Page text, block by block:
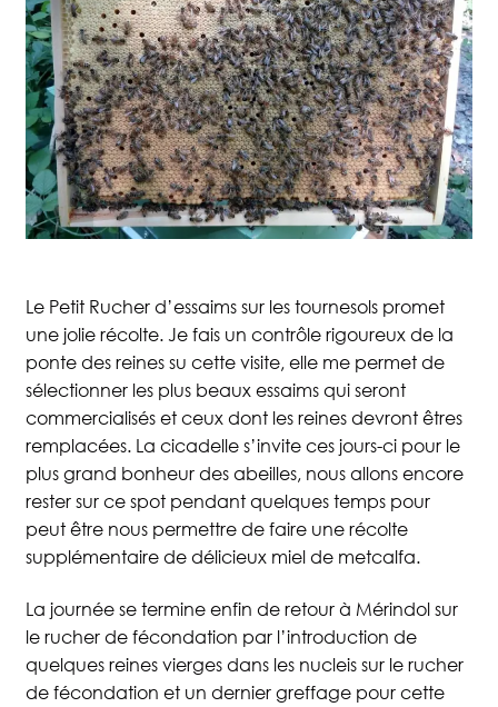
Accueil Boutique
Blog La Miellerie
Contact
Le Petit Rucher d’essaims sur les tournesols promet
une jolie récolte. Je fais un contrôle rigoureux de la
ponte des reines su cette visite, elle me permet de
sélectionner les plus beaux essaims qui seront
commercialisés et ceux dont les reines devront êtres
remplacées. La cicadelle s’invite ces jours-ci pour le
plus grand bonheur des abeilles, nous allons encore
rester sur ce spot pendant quelques temps pour
peut être nous permettre de faire une récolte
supplémentaire de délicieux miel de metcalfa.
La journée se termine enfin de retour à Mérindol sur
le rucher de fécondation par l’introduction de
quelques reines vierges dans les nucleis sur le rucher
de fécondation et un dernier greffage pour cette